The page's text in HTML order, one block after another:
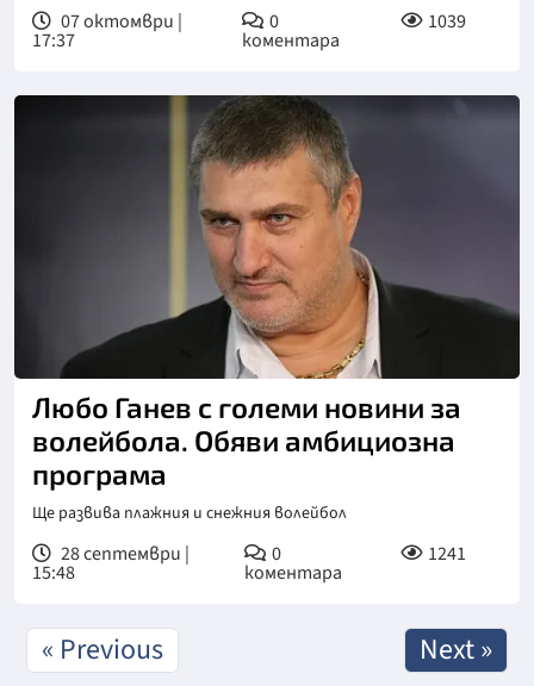
07 октомври |
17:37
0
коментара
1039
Любо Ганев с големи новини за
волейбола. Обяви амбициозна
програма
Ще развива плажния и снежния волейбол
28 септември |
15:48
0
коментара
1241
« Previous Next »